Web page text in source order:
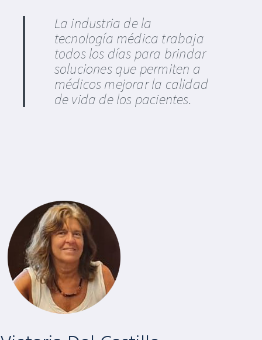
La industria de la
tecnología médica trabaja
todos los días para brindar
soluciones que permiten a
médicos mejorar la calidad
de vida de los pacientes.